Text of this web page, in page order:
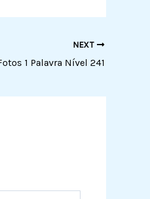
NEXT
1 Palavra Nível 241